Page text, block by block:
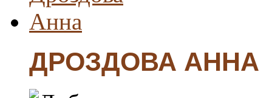
ДРОЗДОВА АННА